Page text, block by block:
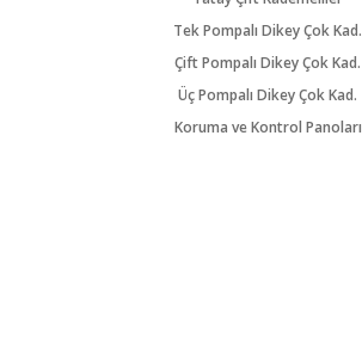
Tek Pompalı Dikey Çok Kad.
Çift Pompalı Dikey Çok Kad.
Üç Pompalı Dikey Çok Kad.
Koruma ve Kontrol Panoları